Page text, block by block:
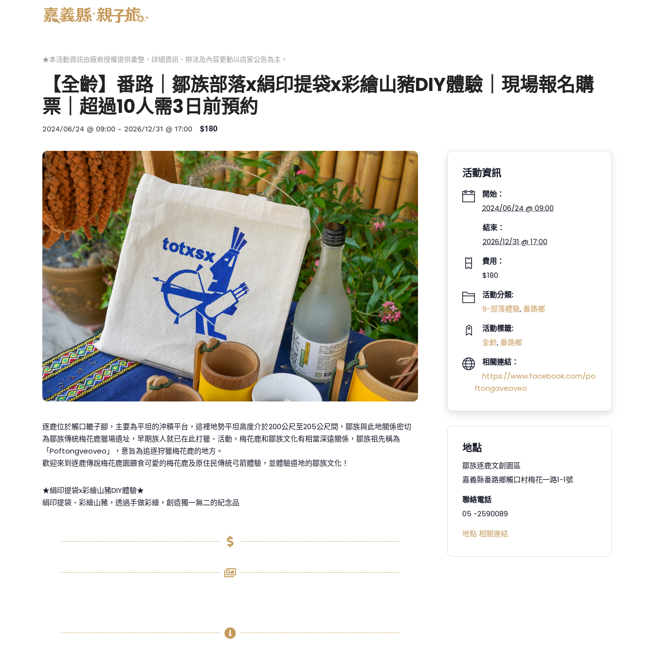
★本活動資訊由廠商授權提供彙整，詳細資訊、辦法及內容更動以店家公告為主。
【全齡】番路｜鄒族部落x絹印提袋x彩繪山豬DIY體驗｜現場報名購
票｜超過10人需3日前預約
2024/06/24 @ 09:00 - 2026/12/31 @ 17:00 $180
逐鹿位於觸口轆子腳，主要為平坦的沖積平台，這裡地勢平坦高度介於200公尺至205公尺間，鄒族與此地關係密切
為鄒族傳統梅花鹿獵場遺址，早期族人就已在此打獵、活動，梅花鹿和鄒族文化有相當深遠關係，鄒族祖先稱為
「Poftongveoveo」，意旨為追逐狩獵梅花鹿的地方。
歡迎來到逐鹿傳說梅花鹿園餵食可愛的梅花鹿及原住民傳統弓箭體驗，並體驗道地的鄒族文化！
★絹印提袋x彩繪山豬DIY體驗★
絹印提袋、彩繪山豬，透過手做彩繪，創造獨一無二的紀念品
活動資訊
開始：
2024/06/24 @ 09:00
結束：
2026/12/31 @ 17:00
費用：
$180
活動分類:
9-部落體驗, 番路鄉
活動標籤:
全齡, 番路鄉
相關連結：
https://www.facebook.com/po
ftongaveoveo
地點
鄒族逐鹿文創園區
嘉義縣番路鄉觸口村梅花一路1-1號
聯絡電話
05 -2590089
地點 相關連結